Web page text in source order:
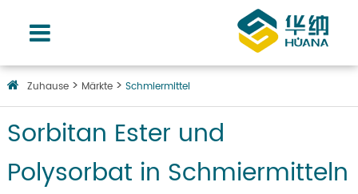
Zuhause Märkte Schmiermittel
Sorbitan Ester und
Polysorbat in Schmiermitteln